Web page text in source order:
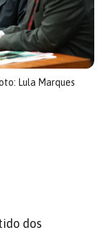
Lula Marques
dos